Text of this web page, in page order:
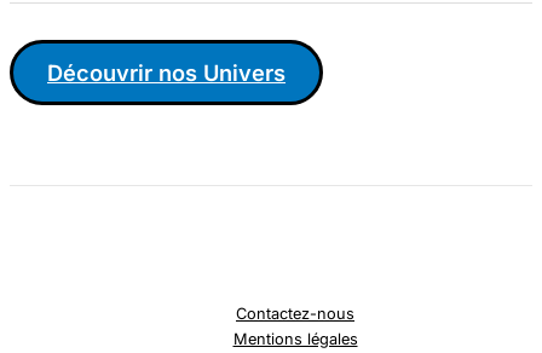
Découvrir nos Univers
Contactez-nous
Mentions légales